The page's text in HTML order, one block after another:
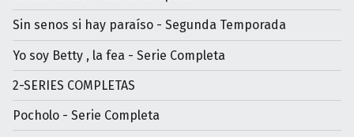
Sin senos si hay paraíso - Segunda Temporada
Yo soy Betty , la fea - Serie Completa
2-SERIES COMPLETAS
Pocholo - Serie Completa